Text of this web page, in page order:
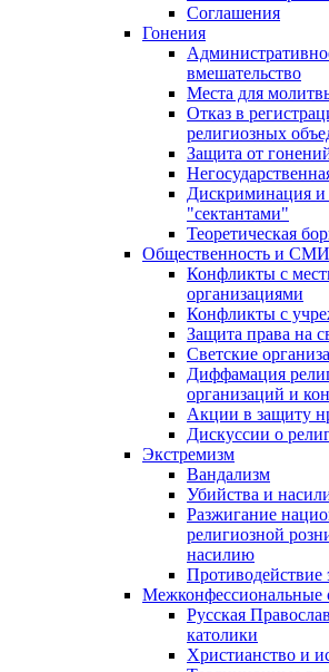
Соглашения
Гонения
вмешательство
Места для
Отказ в
религиозных
Защита от
Дискриминация и
"сектантами"
Теоретическая
Общественность и СМИ
Конфликты с
организациями
Конфликты с
Защита права на
Светские
Диффамация
организаций и
Акции в защиту
Дискуссии о
Экстремизм
Вандализм
Убийства и
Разжигание
религиозной
насилию
Противодействие
Межконфессиональные
Русская
католики
Христианство и